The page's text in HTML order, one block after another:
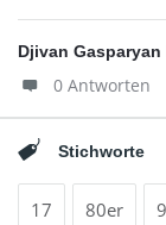
Djivan
0 Antworten
Stichworte
17 80er